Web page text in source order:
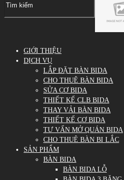
GIỚI THIỆU
DỊCH VỤ
LẮP ĐẶT BÀN BIDA
CHO THUÊ BÀN BIDA
SỬA CƠ BIDA
THIẾT KẾ CLB BIDA
THAY VẢI BÀN BIDA
THIẾT KẾ CƠ BIDA
TƯ VẤN MỞ QUÁN BIDA
CHO THUÊ BÀN BI LẮC
SẢN PHẨM
BÀN BIDA
BÀN BIDA LỖ